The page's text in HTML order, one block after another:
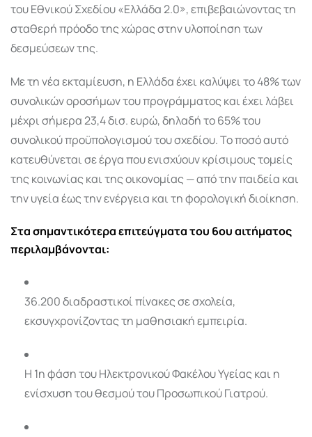
του Εθνικού Σχεδίου «Ελλάδα 2.0», επιβεβαιώνοντας τη
σταθερή πρόοδο της χώρας στην υλοποίηση των
δεσμεύσεων της.
Με τη νέα εκταμίευση, η Ελλάδα έχει καλύψει το 48% των
συνολικών οροσήμων του προγράμματος και έχει λάβει
μέχρι σήμερα 23,4 δισ. ευρώ, δηλαδή το 65% του
συνολικού προϋπολογισμού του σχεδίου. Το ποσό αυτό
κατευθύνεται σε έργα που ενισχύουν κρίσιμους τομείς
της κοινωνίας και της οικονομίας — από την παιδεία και
την υγεία έως την ενέργεια και τη φορολογική διοίκηση.
Στα σημαντικότερα επιτεύγματα του 6ου αιτήματος
περιλαμβάνονται:
36.200 διαδραστικοί πίνακες σε σχολεία,
εκσυγχρονίζοντας τη μαθησιακή εμπειρία.
Η 1η φάση του Ηλεκτρονικού Φακέλου Υγείας και η
ενίσχυση του θεσμού του Προσωπικού Γιατρού.